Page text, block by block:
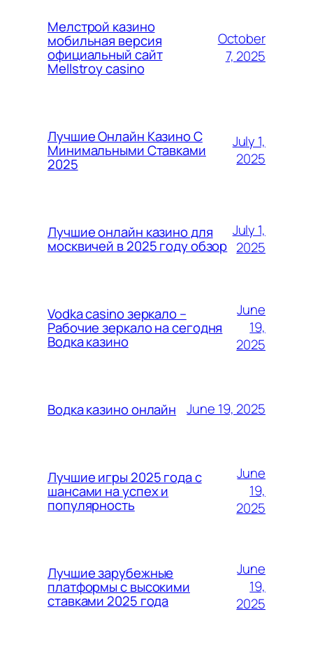
Мелстрой казино
мобильная версия
официальный сайт
Mellstroy casino
October
7, 2025
Лучшие Онлайн Казино С
Минимальными Ставками
2025
July 1,
2025
Лучшие онлайн казино для
москвичей в 2025 году обзор
July 1,
2025
Vodka casino зеркало –
Рабочие зеркало на сегодня
Водка казино
June
19,
2025
Водка казино онлайн June 19, 2025
Лучшие игры 2025 года с
шансами на успех и
популярность
June
19,
2025
Лучшие зарубежные
платформы с высокими
ставками 2025 года
June
19,
2025